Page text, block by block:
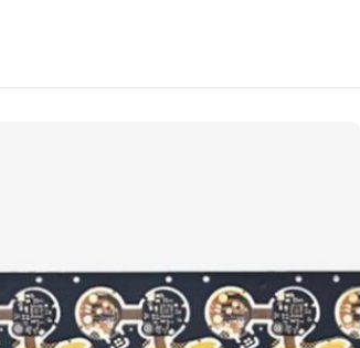
板选购指南